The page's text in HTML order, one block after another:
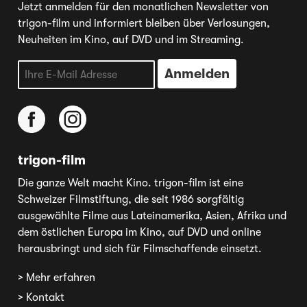
Jetzt anmelden für den monatlichen Newsletter von
trigon-film und informiert bleiben über Verlosungen,
Neuheiten im Kino, auf DVD und im Streaming.
trigon-film
Die ganze Welt macht Kino. trigon-film ist eine
Schweizer Filmstiftung, die seit 1986 sorgfältig
ausgewählte Filme aus Lateinamerika, Asien, Afrika und
dem östlichen Europa im Kino, auf DVD und online
herausbringt und sich für Filmschaffende einsetzt.
> Mehr erfahren
> Kontakt